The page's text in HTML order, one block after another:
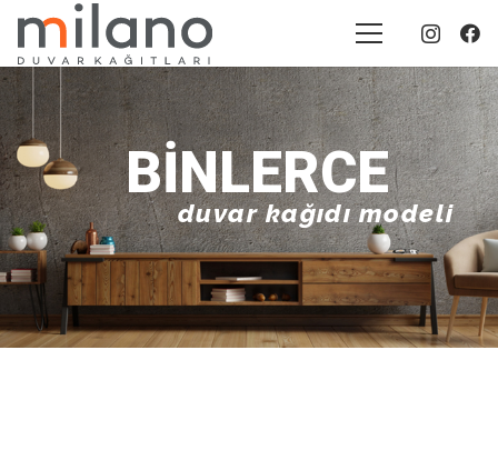
BINLERCE
duvar kağıdı modeli